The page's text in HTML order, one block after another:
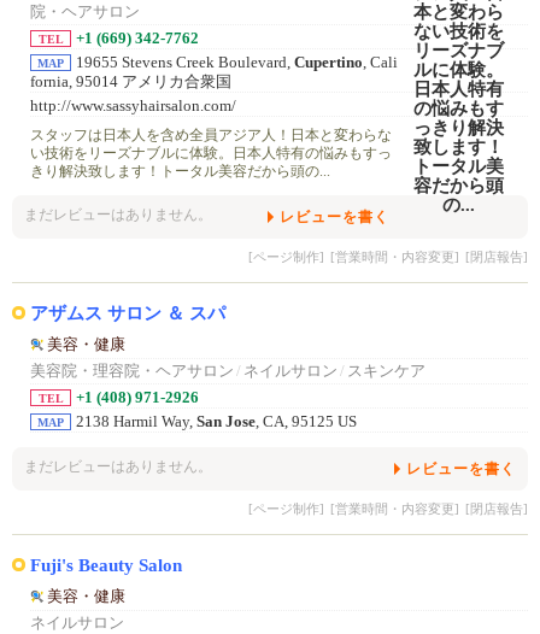
院・ヘアサロン
TEL +1 (669) 342-7762
MAP 19655 Stevens Creek Boulevard, Cupertino , Cali
fornia, 95014 アメリカ合衆国
http://www.sassyhairsalon.com/
スタッフは日本人を含め全員アジア人！日本と変わらな
い技術をリーズナブルに体験。日本人特有の悩みもすっ
きり解決致します！トータル美容だから頭の...
まだレビューはありません。 レビューを書く
[ページ制作] [営業時間・内容変更] [閉店報告]
アザムス サロン ＆ スパ
美容・健康
美容院・理容院・ヘアサロン / ネイルサロン / スキンケア
TEL +1 (408) 971-2926
MAP 2138 Harmil Way, San Jose, CA, 95125 US
まだレビューはありません。 レビューを書く
[ページ制作] [営業時間・内容変更] [閉店報告]
Fuji's Beauty Salon
美容・健康
ネイルサロン